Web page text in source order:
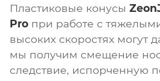
Пластиковые конусы
Pro при работе с
высоких скоростях могут
мы получим смещение
следствие, испорченную